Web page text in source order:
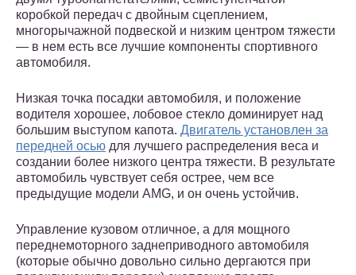
коробкой передач с двойным сцеплением,
многорычажной подвеской и низким центром тяжести
— в нем есть все лучшие компоненты спортивного
автомобиля.
Низкая точка посадки автомобиля, и положение
водителя хорошее, лобовое стекло доминирует над
большим выступом капота. Двигатель установлен за
передней осью для лучшего распределения веса и
создании более низкого центра тяжести. В результате
автомобиль чувствует себя острее, чем все
предыдущие модели AMG, и он очень устойчив.
Управление кузовом отличное, а для мощного
переднемоторного заднеприводного автомобиля
(которые обычно довольно сильно дергаются при